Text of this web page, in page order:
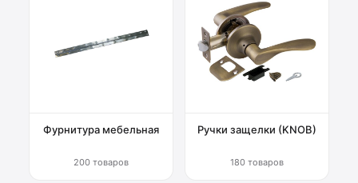
Фурнитура мебельная
200 товаров
Ручки защелки (KNOB)
180 товаров